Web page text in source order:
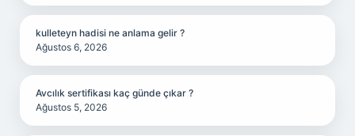
kulleteyn hadisi ne anlama gelir ?
Ağustos 6, 2026
Avcılık sertifikası kaç günde çıkar ?
Ağustos 5, 2026